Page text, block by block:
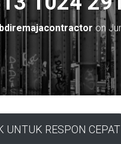
on
UNTUK RESPON CEPAT